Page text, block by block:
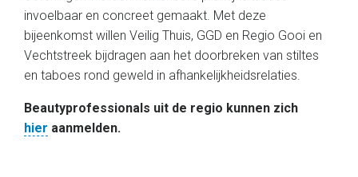
invoelbaar en concreet gemaakt. Met deze
bijeenkomst willen Veilig Thuis, GGD en Regio Gooi en
Vechtstreek bijdragen aan het doorbreken van stiltes
en taboes rond geweld in afhankelijkheidsrelaties.
Beautyprofessionals uit de regio kunnen zich
hier aanmelden.